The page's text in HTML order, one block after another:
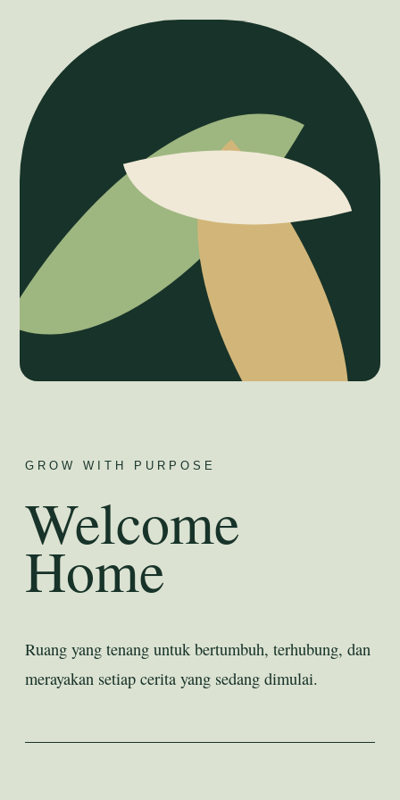
GROW WITH PURPOSE
Welcome
Home
Ruang yang tenang untuk bertumbuh, terhubung, dan
merayakan setiap cerita yang sedang dimulai.